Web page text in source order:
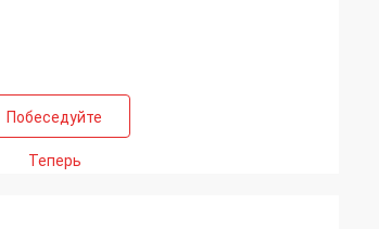
Побеседуйте
Теперь